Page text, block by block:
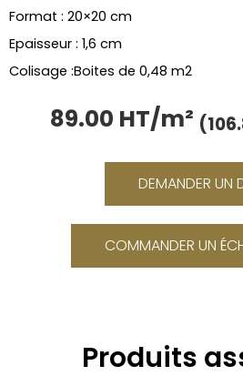
Format : 20×20 cm
Epaisseur : 1,6 cm
Colisage :Boites de 0,48 m2
Le
106.80 €.
89.00 HT/m²
DEMANDER UN
COMMANDER UN
Produits